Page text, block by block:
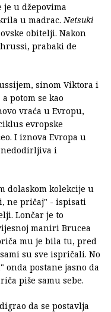
u džepovima
u madrac. Netsuki
obitelji. Nakon
prabaki de
sinom Viktora i
potom se kao
vraća u Evropu,
evropske
I iznova Evropa u
i
dolaskom kolekcije u
ne pričaj" - ispisati
Lončar je to
maniri Brucea
mu je bila tu, pred
su sve ispričali. No
onda postane jasno da
piše samu sebe.
da se postavlja